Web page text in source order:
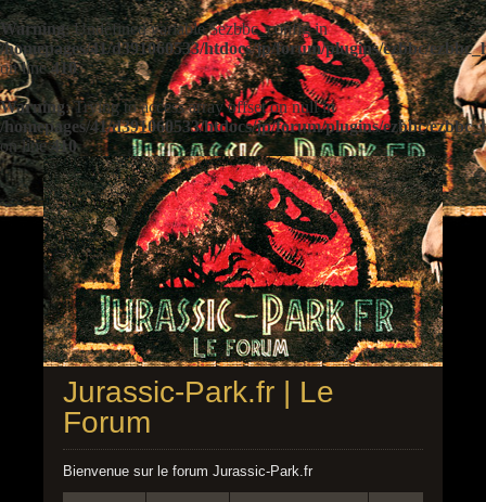
Warning: Undefined variable $ezbbc_config in
/homepages/41/d391060533/htdocs/jp/forum/plugins/ezbbc/
on line410
Warning: Trying to access array offset on null in
/homepages/41/d391060533/htdocs/jp/forum/plugins/ezbbc/
on line410
Jurassic-Park.fr | Le
Forum
Bienvenue sur le forum Jurassic-Park.fr